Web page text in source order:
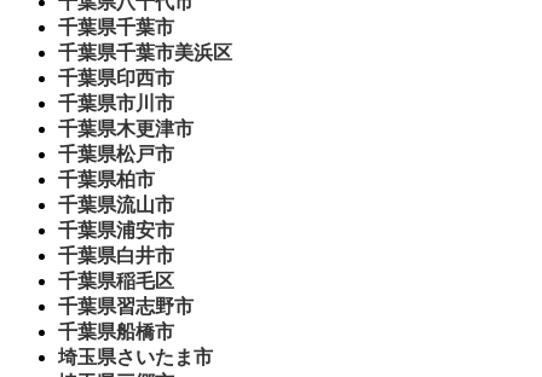
千葉県千葉市
千葉県千葉市美浜区
千葉県印西市
千葉県市川市
千葉県木更津市
千葉県松戸市
千葉県柏市
千葉県流山市
千葉県浦安市
千葉県白井市
千葉県稲毛区
千葉県習志野市
千葉県船橋市
埼玉県さいたま市